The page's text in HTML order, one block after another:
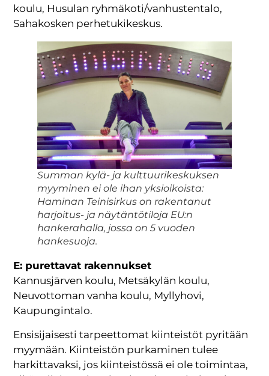
koulu, Husulan ryhmäkoti/vanhustentalo,
Sahakosken perhetukikeskus.
Summan kylä- ja kulttuurikeskuksen
myyminen ei ole ihan yksioikoista:
Haminan Teinisirkus on rakentanut
harjoitus- ja näytäntötiloja EU:n
hankerahalla, jossa on 5 vuoden
hankesuoja.
E: purettavat rakennukset
Kannusjärven koulu, Metsäkylän koulu,
Neuvottoman vanha koulu, Myllyhovi,
Kaupungintalo.
Ensisijaisesti tarpeettomat kiinteistöt pyritään
myymään. Kiinteistön purkaminen tulee
harkittavaksi, jos kiinteistössä ei ole toimintaa,